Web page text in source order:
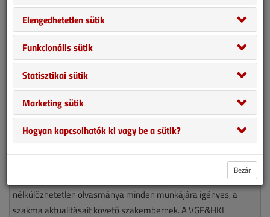
VGF&HKL előfizetés
nélkülözhetetlen olvasmánya minden munkájára igényes, a
szakma aktualitásait követő szakembernek. A VGF&HKL
Elengedhetetlen sütik
Funkcionális sütik
Statisztikai sütik
Marketing sütik
Hogyan kapcsolhatók ki vagy be a sütik?
Bezár